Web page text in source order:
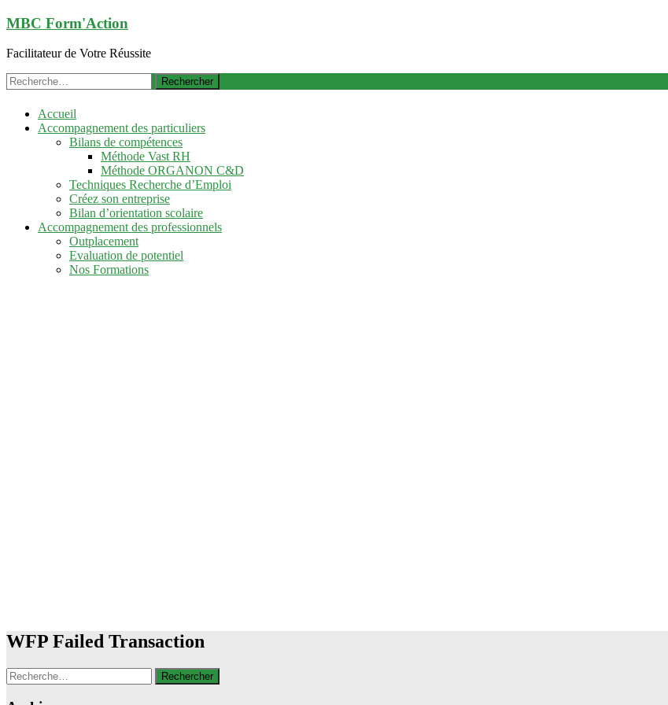
Aller
contenu
MBC Form'Action
Facilitateur de Votre Réussite
Rechercher :
Accueil
Accompagnement des particuliers
Bilans de compétences
Méthode Vast RH
Méthode ORGANON C&D
Techniques Recherche d’Emploi
Créez son entreprise
Bilan d’orientation scolaire
Accompagnement des professionnels
Outplacement
Evaluation de potentiel
Nos Formations
WFP Failed Transaction
Rechercher :